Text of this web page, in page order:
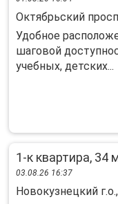
Октябрьский
Удобное
шаговой
учебных, детских...
1-к квартира, 34
03.08.26 16:37
Новокузнецкий